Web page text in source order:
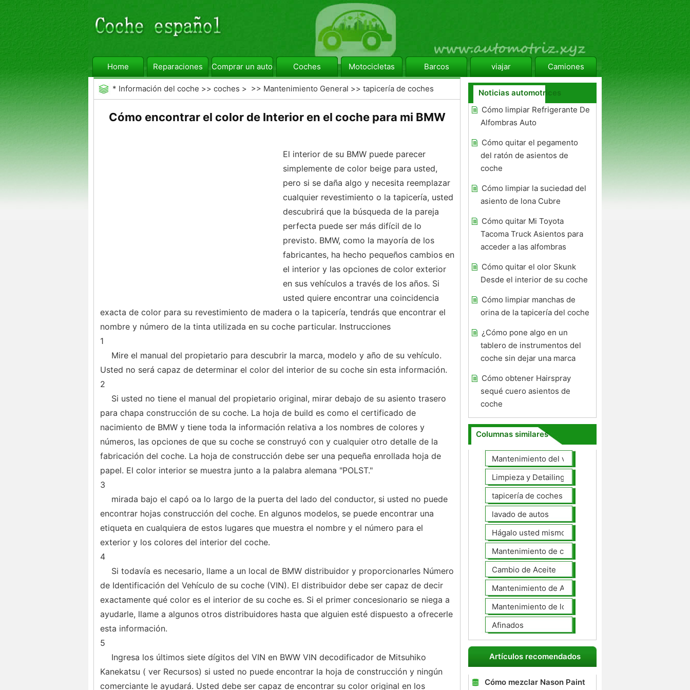
Home Reparaciones Comprar un automóvil Coches Motocicletas Barcos viajar Camiones
* Información del coche >> coches > >> Mantenimiento General >> tapicería de coches
Cómo encontrar el color de Interior en el coche para mi BMW
El interior de su BMW puede parecer
simplemente de color beige para usted,
pero si se daña algo y necesita reemplazar
cualquier revestimiento o la tapicería, usted
descubrirá que la búsqueda de la pareja
perfecta puede ser más difícil de lo
previsto. BMW, como la mayoría de los
fabricantes, ha hecho pequeños cambios en
el interior y las opciones de color exterior
en sus vehículos a través de los años. Si
usted quiere encontrar una coincidencia
exacta de color para su revestimiento de madera o la tapicería, tendrás que encontrar el
nombre y número de la tinta utilizada en su coche particular. Instrucciones
1
Mire el manual del propietario para descubrir la marca, modelo y año de su vehículo.
Usted no será capaz de determinar el color del interior de su coche sin esta información.
2
Si usted no tiene el manual del propietario original, mirar debajo de su asiento trasero
para chapa construcción de su coche. La hoja de build es como el certificado de
nacimiento de BMW y tiene toda la información relativa a los nombres de colores y
números, las opciones de que su coche se construyó con y cualquier otro detalle de la
fabricación del coche. La hoja de construcción debe ser una pequeña enrollada hoja de
papel. El color interior se muestra junto a la palabra alemana "POLST."
3
mirada bajo el capó oa lo largo de la puerta del lado del conductor, si usted no puede
encontrar hojas construcción del coche. En algunos modelos, se puede encontrar una
etiqueta en cualquiera de estos lugares que muestra el nombre y el número para el
exterior y los colores del interior del coche.
4
Si todavía es necesario, llame a un local de BMW distribuidor y proporcionarles Número
de Identificación del Vehículo de su coche (VIN). El distribuidor debe ser capaz de decir
exactamente qué color es el interior de su coche es. Si el primer concesionario se niega a
ayudarle, llame a algunos otros distribuidores hasta que alguien esté dispuesto a ofrecerle
esta información.
5
Ingresa los últimos siete dígitos del VIN en BWW VIN decodificador de Mitsuhiko
Kanekatsu ( ver Recursos) si usted no puede encontrar la hoja de construcción y ningún
comerciante le ayudará. Usted debe ser capaz de encontrar su color original en los
Noticias automotrices
Cómo limpiar Refrigerante De
Alfombras Auto
Cómo quitar el pegamento
del ratón de asientos de
coche
Cómo limpiar la suciedad del
asiento de lona Cubre
Cómo quitar Mi Toyota
Tacoma Truck Asientos para
acceder a las alfombras
Cómo quitar el olor Skunk
Desde el interior de su coche
Cómo limpiar manchas de
orina de la tapicería del coche
¿Cómo pone algo en un
tablero de instrumentos del
coche sin dejar una marca
Cómo obtener Hairspray
sequé cuero asientos de
coche
Columnas similares
Mantenimiento del vehículo
Limpieza y Detailing
tapicería de coches
lavado de autos
Hágalo usted mismo Mantenimiento de Automotores
Mantenimiento de coches General
Cambio de Aceite
Mantenimiento de Automotores Profesional
Mantenimiento de los neumáticos
Afinados
Artículos recomendados
Cómo mezclar Nason Paint